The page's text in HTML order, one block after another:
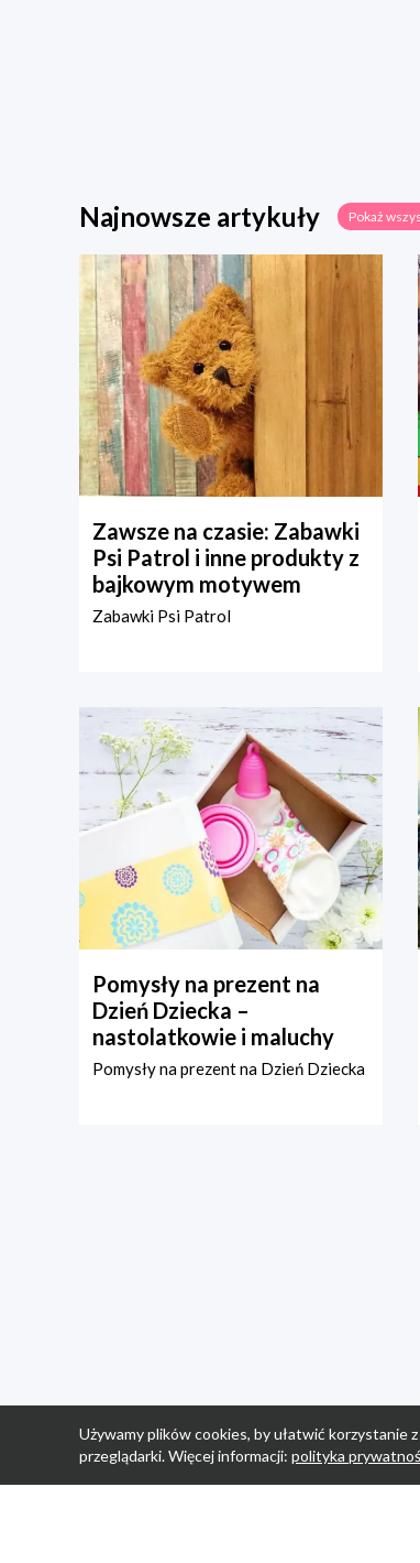
Najnowsze artykuły Pokaż
Zawsze na czasie: Zabawki
Psi Patrol i inne produkty z
bajkowym motywem
Zabawki Psi Patrol
Pomysły na prezent na
Dzień Dziecka –
nastolatkowie i maluchy
Pomysły na prezent na Dzień Dziecka
Używamy plików cookies, by ułatwić korzystanie
przeglądarki. Więcej informacji: polityka